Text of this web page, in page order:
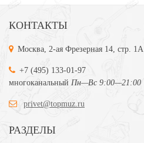
КОНТАКТЫ
Москва, 2-ая Фрезерная 14, стр. 1А
+7 (495) 133-01-97
многоканальный Пн—Вс 9:00—21:00
privet@topmuz.ru
РАЗДЕЛЫ